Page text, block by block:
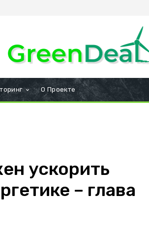
О Проекте
ускорить
– глава